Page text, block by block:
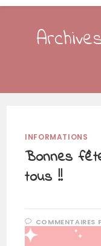
INFORMATIONS
Bonnes
tous !!
COMMENTAIRES